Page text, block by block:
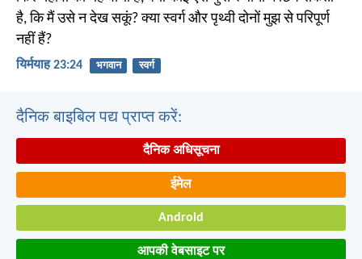
है, कि मैं उसे न देख सकूं? क्या स्वर्ग और पृथ्वी दोनों मुझ से परिपूर्ण
नहीं हैं?
यिर्मयाह 23:24 भगवान स्वर्ग
दैनिक बाइबिल पद्य प्राप्त करें:
दैनिक अधिसूचना
ईमेल
Android
आपकी वेबसाइट पर